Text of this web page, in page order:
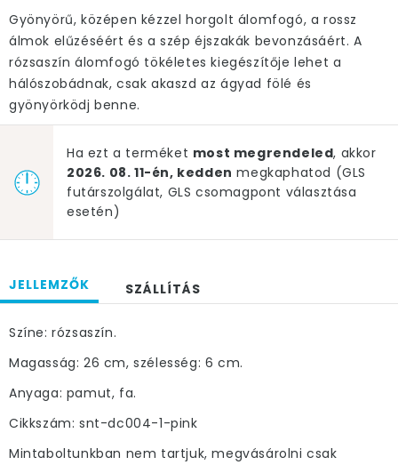
Gyönyörű, középen kézzel horgolt álomfogó, a rossz
álmok elűzéséért és a szép éjszakák bevonzásáért. A
rózsaszín álomfogó tökéletes kiegészítője lehet a
hálószobádnak, csak akaszd az ágyad fölé és
gyönyörködj benne.
Ha ezt a terméket most megrendeled, akkor
2026. 08. 11-én, kedden megkaphatod (GLS
futárszolgálat, GLS csomagpont választása
esetén)
JELLEMZŐK SZÁLLÍTÁS
Színe: rózsaszín.
Magasság: 26 cm, szélesség: 6 cm.
Anyaga: pamut, fa.
Cikkszám: snt-dc004-1-pink
Mintaboltunkban nem tartjuk, megvásárolni csak